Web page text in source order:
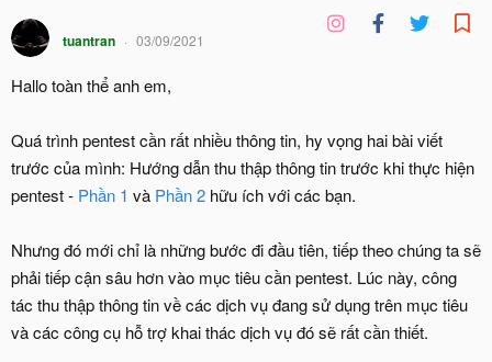
tuantran 03/09/2021
Hallo toàn thể anh em,
Quá trình pentest cần rất nhiều thông tin, hy vọng hai bài viết
trước của mình: Hướng dẫn thu thập thông tin trước khi thực hiện
pentest - Phần 1 và Phần 2 hữu ích với các bạn.
Nhưng đó mới chỉ là những bước đi đầu tiên, tiếp theo chúng ta sẽ
phải tiếp cận sâu hơn vào mục tiêu cần pentest. Lúc này, công
tác thu thập thông tin về các dịch vụ đang sử dụng trên mục tiêu
và các công cụ hỗ trợ khai thác dịch vụ đó sẽ rất cần thiết.